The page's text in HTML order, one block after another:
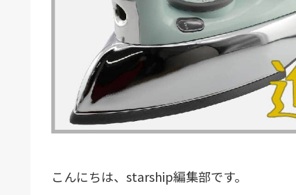
こんにちは、starship編集部です。